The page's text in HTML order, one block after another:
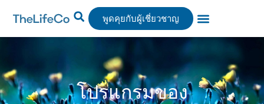
พูดคุยกับผู้เชี่ยวชาญ
โปรแกรมของ